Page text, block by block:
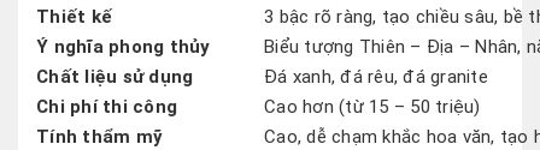
Thiết kế
3 bậc rõ ràng, tạo chiều sâu, bề
Ý nghĩa phong thủy
Biểu tượng Thiên – Địa – Nhân,
Chất liệu sử dụng
Đá xanh, đá rêu, đá granite
Chi phí thi công
Cao hơn (từ 15 – 50 triệu)
Tính thẩm mỹ
Cao, dễ chạm khắc hoa văn, tạo